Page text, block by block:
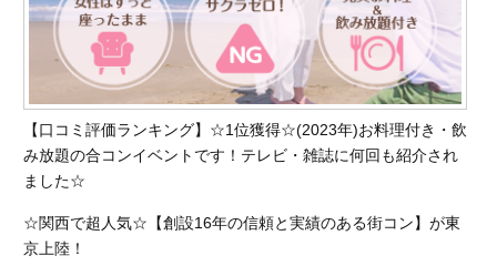
【口コミ評価ランキング】☆1位獲得☆(2023年)お料理付き・飲
み放題の合コンイベントです！テレビ・雑誌に何回も紹介され
ました☆
☆関西で超人気☆【創設16年の信頼と実績のある街コン】が東
京上陸！